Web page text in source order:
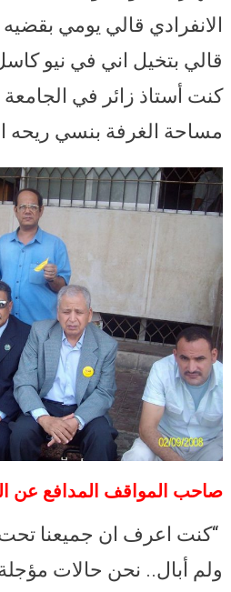
الانفرادي قالي يومي بقضيه
قالي بتخيل اني في نيو
كنت أستاذ زائر في
مساحة الغرفة بنسي ريحه
صاحب المواقف المدافع عن
“كنت اعرف ان جميعنا
ولم أبال.. نحن حالات